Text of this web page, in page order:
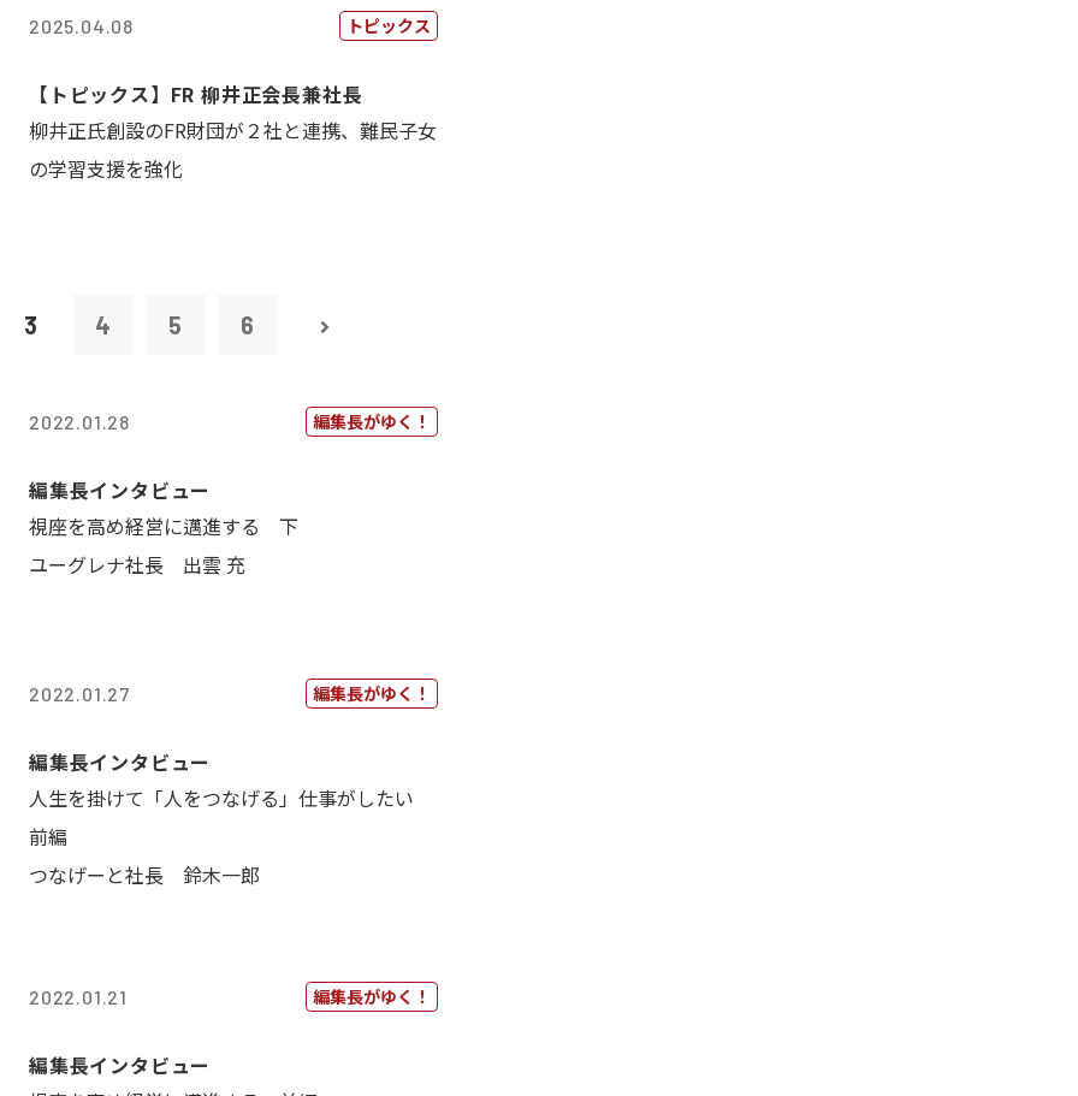
2025.04.08 トピックス
【トピックス】FR 柳井正会長兼社長
柳井正氏創設のFR財団が２社と連携、難民子女
の学習支援を強化
3 4 5 6
2022.01.28 編集長がゆく！
編集長インタビュー
視座を高め経営に邁進する 下
ユーグレナ社長 出雲 充
2022.01.27 編集長がゆく！
編集長インタビュー
人生を掛けて「人をつなげる」仕事がしたい
前編
つなげーと社長 鈴木一郎
2022.01.21 編集長がゆく！
編集長インタビュー